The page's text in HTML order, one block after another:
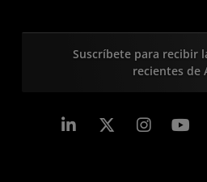
Suscríbete para recibir
recientes de
LinkedIn